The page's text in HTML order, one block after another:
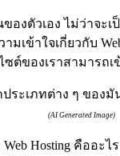
องตัวเอง ไม่ว่าจะ
เข้าใจเกี่ยวกับ
ซต์ของเราสามารถ
(AI Generated Image)
Hosting คืออะ